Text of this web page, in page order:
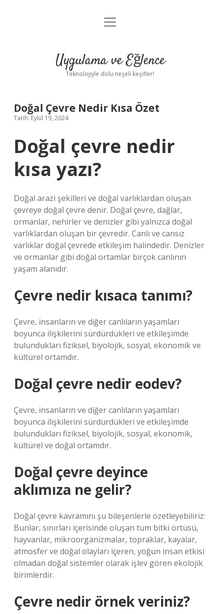
Anasayfa
Yasal Uyarı
menüyü
Uygulama ve Eğlence
Teknolojiyle dolu neşeli keşifler!
Doğal Çevre Nedir Kısa Özet
Tarih: Eylül 19, 2024
Doğal çevre nedir
kısa yazı?
Doğal arazi şekilleri ve doğal varlıklardan oluşan
çevreye doğal çevre denir. Doğal çevre, dağlar,
ormanlar, nehirler ve denizler gibi yalnızca doğal
varlıklardan oluşan bir çevredir. Canlı ve cansız
varlıklar doğal çevrede etkileşim halindedir. Denizler
ve ormanlar gibi doğal ortamlar birçok canlının
yaşam alanıdır.
Çevre nedir kısaca tanımı?
Çevre, insanların ve diğer canlıların yaşamları
boyunca ilişkilerini sürdürdükleri ve etkileşimde
bulundukları fiziksel, biyolojik, sosyal, ekonomik ve
kültürel ortamdır.
Doğal çevre nedir eodev?
Çevre, insanların ve diğer canlıların yaşamları
boyunca ilişkilerini sürdürdükleri ve etkileşimde
bulundukları fiziksel, biyolojik, sosyal, ekonomik,
kültürel ve doğal ortamdır.
Doğal çevre deyince
aklımıza ne gelir?
Doğal çevre kavramını şu bileşenlerle özetleyebiliriz:
Bunlar, sınırları içerisinde oluşan tüm bitki örtüsü,
hayvanlar, mikroorganizmalar, topraklar, kayalar,
atmosfer ve doğal olayları içeren, yoğun insan etkisi
olmadan doğal sistemler olarak işlev gören ekolojik
birimlerdir.
Çevre nedir örnek veriniz?